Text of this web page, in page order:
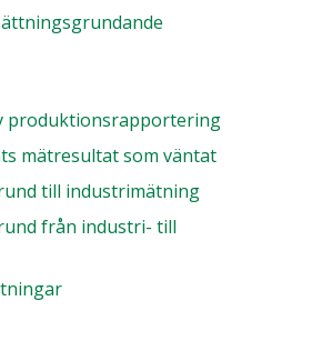
produktionsrapportering
mätresultat som väntat
till industrimätning
från industri- till